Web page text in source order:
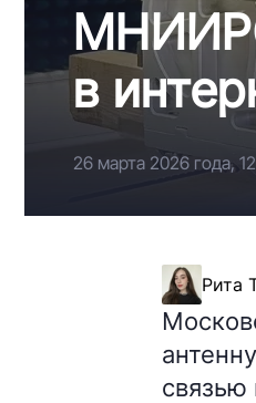
в
26 марта 2026 года,
Рита
связью